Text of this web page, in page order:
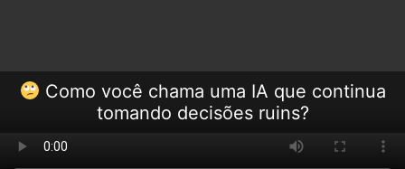
Como você chama uma IA que continua
tomando decisões ruins?